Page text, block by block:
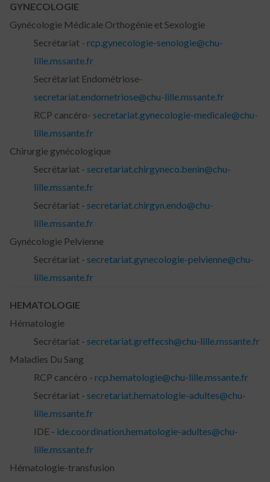
GYNECOLOGIE
Gynécologie Médicale Orthogénie et Sexologie
Secrétariat - rcp.gynecologie-senologie@chu-
lille.mssante.fr
Secrétariat Endométriose-
secretariat.endometriose@chu-lille.mssante.fr
RCP cancéro- secretariat.gynecologie-medicale@chu-
lille.mssante.fr
Chirurgie gynécologique
Secrétariat - secretariat.chirgyneco.benin@chu-
lille.mssante.fr
Secrétariat - secretariat.chirgyn.endo@chu-
lille.mssante.fr
Gynécologie Pelvienne
Secrétariat - secretariat.gynecologie-pelvienne@chu-
lille.mssante.fr
HEMATOLOGIE
Hématologie
Secrétariat - secretariat.greffecsh@chu-lille.mssante.fr
Maladies Du Sang
RCP cancéro - rcp.hematologie@chu-lille.mssante.fr
Secrétariat - secretariat.hematologie-adultes@chu-
lille.mssante.fr
IDE - ide.coordination.hematologie-adultes@chu-
lille.mssante.fr
Hématologie-transfusion